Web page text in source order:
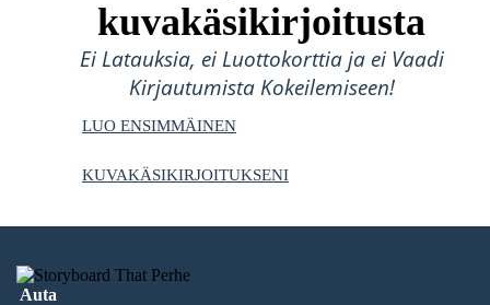
kuvakäsikirjoitusta
Ei Latauksia, ei Luottokorttia ja ei Vaadi
Kirjautumista Kokeilemiseen!
LUO ENSIMMÄINEN
KUVAKÄSIKIRJOITUKSENI
Auta